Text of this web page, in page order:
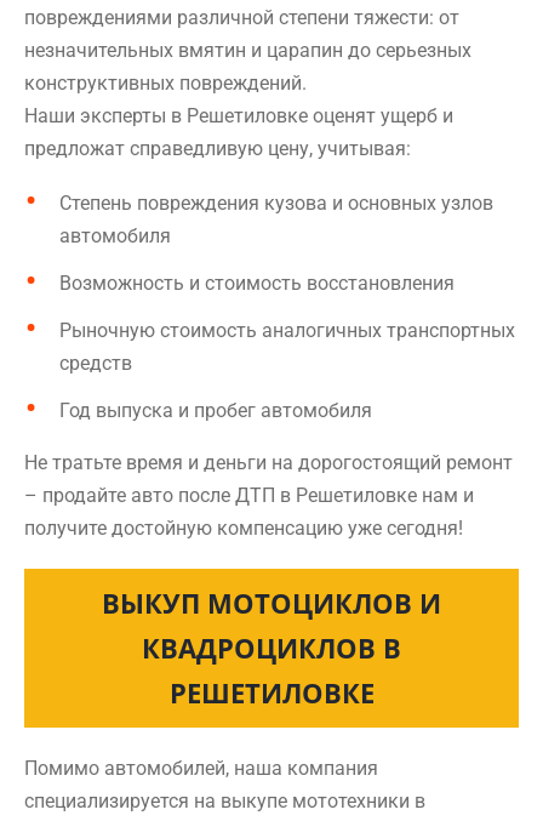
повреждениями различной степени тяжести: от
незначительных вмятин и царапин до серьезных
конструктивных повреждений.
Наши эксперты в Решетиловке оценят ущерб и
предложат справедливую цену, учитывая:
Степень повреждения кузова и основных узлов
автомобиля
Возможность и стоимость восстановления
Рыночную стоимость аналогичных транспортных
средств
Год выпуска и пробег автомобиля
Не тратьте время и деньги на дорогостоящий ремонт
– продайте авто после ДТП в Решетиловке нам и
получите достойную компенсацию уже сегодня!
ВЫКУП МОТОЦИКЛОВ И
КВАДРОЦИКЛОВ В
РЕШЕТИЛОВКЕ
Помимо автомобилей, наша компания
специализируется на выкупе мототехники в